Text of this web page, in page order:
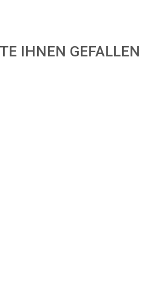
IHNEN GEFALLEN